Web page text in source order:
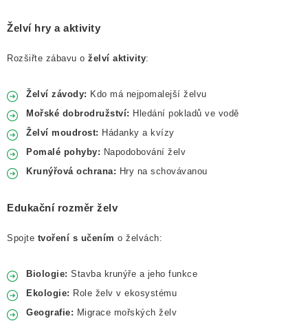
Želví hry a aktivity
Rozšiřte zábavu o želví aktivity:
Želví závody: Kdo má nejpomalejší želvu
Mořské dobrodružství: Hledání pokladů ve vodě
Želví moudrost: Hádanky a kvízy
Pomalé pohyby: Napodobování želv
Krunýřová ochrana: Hry na schovávanou
Edukační rozměr želv
Spojte tvoření s učením o želvách:
Biologie: Stavba krunýře a jeho funkce
Ekologie: Role želv v ekosystému
Geografie: Migrace mořských želv